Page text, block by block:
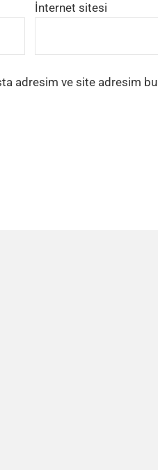
İnternet sitesi
adresim ve site adresim bu